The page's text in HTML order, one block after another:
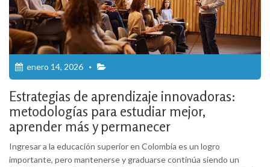
enero 14, 2026
Estrategias de aprendizaje innovadoras:
metodologías para estudiar mejor,
aprender más y permanecer
Ingresar a la educación superior en Colombia es un logro
importante, pero mantenerse y graduarse continúa siendo un